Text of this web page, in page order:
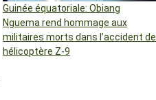
Guinée équatoriale: Obiang
Nguema rend hommage aux
militaires morts dans l’accident de
hélicoptère Z-9